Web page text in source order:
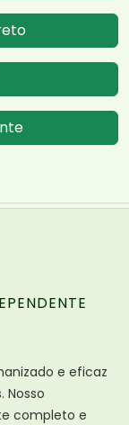
e eficaz
Nosso
completo e